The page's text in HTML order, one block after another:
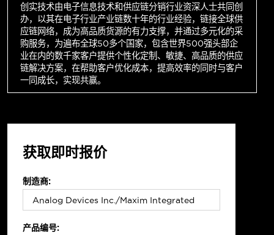
创实技术由电子信息技术和供应链分销行业资深人士共同创
办，以其在电子行业产业链数十年的行业经验，链接全球供
应链网络，成为高品质货源的有力支撑，并通过多元化的采
购服务，为遍布全球50多个国家，包含世界500强头部企
业在内的数千家客户提供个性化定制、敏捷、高品质的供应
链解决方案，在帮助客户优化成本，提高效率的同时与客户
一同成长，实现共赢。
获取即时报价
制造商:
产品编号: